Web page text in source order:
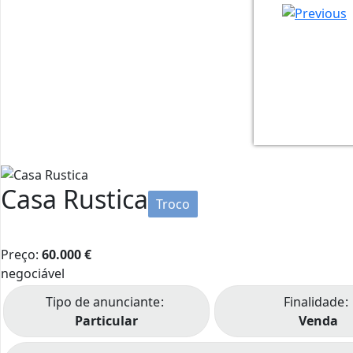
Casa Rustica Troco
Preço: 60.000€
negociável
Tipo de anunciante
Particular
Finalidade
Venda